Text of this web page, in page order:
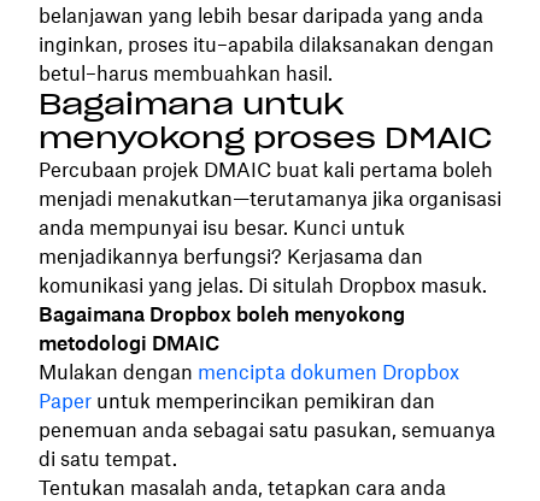
belanjawan yang lebih besar daripada yang anda
inginkan, proses itu–apabila dilaksanakan dengan
betul–harus membuahkan hasil.
Bagaimana untuk
menyokong proses DMAIC
Percubaan projek DMAIC buat kali pertama boleh
menjadi menakutkan—terutamanya jika organisasi
anda mempunyai isu besar. Kunci untuk
menjadikannya berfungsi? Kerjasama dan
komunikasi yang jelas. Di situlah Dropbox masuk.
Bagaimana Dropbox boleh menyokong
metodologi DMAIC
Mulakan dengan mencipta dokumen Dropbox
Paper untuk memperincikan pemikiran dan
penemuan anda sebagai satu pasukan, semuanya
di satu tempat.
Tentukan masalah anda, tetapkan cara anda